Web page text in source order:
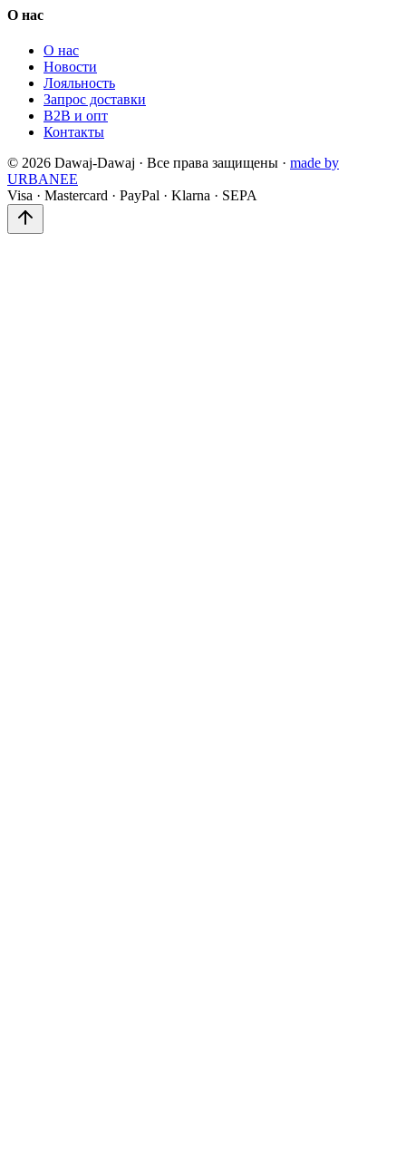
О нас
О нас
Новости
Лояльность
Запрос доставки
B2B и опт
Контакты
© 2026 Dawaj-Dawaj · Все права защищены · made by
URBANEE
Visa · Mastercard · PayPal · Klarna · SEPA